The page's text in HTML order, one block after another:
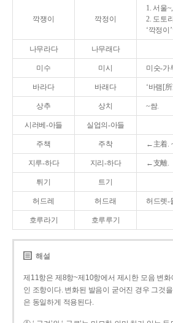
깍쟁이 깍정이
1. 서울
2. 도토
‘깍정이
나무라다 나무래다
미수 미시 미숫-가
바라다 바래다 ‘바램[
상추 상치 ~쌈.
시러베-아들 실업의-아들
주책 주착 ←主着.
지루-하다 지리-하다 ←支離.
튀기 트기
허드레 허드래 허드렛-
호루라기 호루루기
해설
제11항은 제8항~제10항에서 제시한 모음 변
인 조항이다. 변화된 발음이 굳어진 경우 그것
은 동일하게 적용된다.